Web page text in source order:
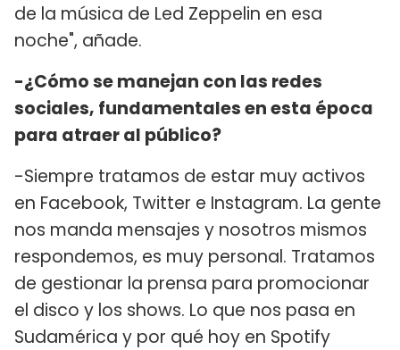
de la música de Led Zeppelin en esa
noche", añade.
-¿Cómo se manejan con las redes
sociales, fundamentales en esta época
para atraer al público?
-Siempre tratamos de estar muy activos
en Facebook, Twitter e Instagram. La gente
nos manda mensajes y nosotros mismos
respondemos, es muy personal. Tratamos
de gestionar la prensa para promocionar
el disco y los shows. Lo que nos pasa en
Sudamérica y por qué hoy en Spotify